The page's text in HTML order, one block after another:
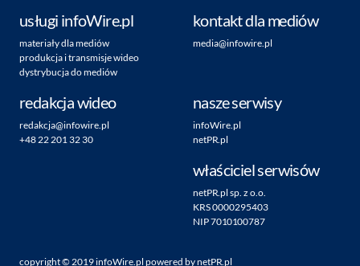
usługi infoWire.pl
materiały dla mediów
produkcja i transmisje wideo
dystrybucja do mediów
kontakt dla mediów
media@infowire.pl
redakcja wideo
redakcja@infowire.pl
+48 22 201 32 30
nasze serwisy
infoWire.pl
netPR.pl
właściciel serwisów
netPR.pl sp. z o.o.
KRS 0000295403
NIP 7010100787
copyright ©2019infoWire.pl powered bynetPR.pl